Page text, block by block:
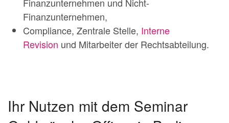
Finanzunternehmen,
Compliance, Zentrale Stelle, Interne
Revision und Mitarbeiter der Rechtsabteilung.
Ihr Nutzen mit dem Seminar